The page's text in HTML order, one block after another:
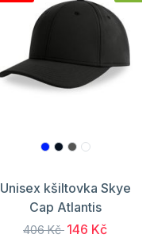
Unisex kšiltovka Skye
Cap Atlantis
406 Kč 146 Kč